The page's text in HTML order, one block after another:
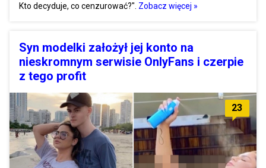
Kto decyduje, co cenzurować?". Zobacz więcej »
Syn modelki założył jej konto na
nieskromnym serwisie OnlyFans i czerpie
z tego profit
23